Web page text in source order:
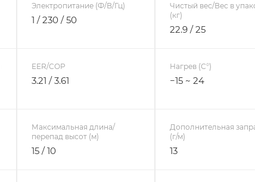
Электропитание (Ф/В/Гц)
1 / 230 / 50
Чистый вес/Вес в
(кг)
22.9 / 25
EER/COP
3.21 / 3.61
Нагрев (С°)
−15 ~ 24
Максимальная длина/
перепад высот (м)
15 / 10
Дополнительная
(г/м)
13